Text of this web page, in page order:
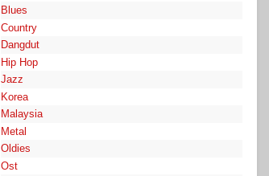
Blues
Country
Dangdut
Hip Hop
Jazz
Korea
Malaysia
Metal
Oldies
Ost